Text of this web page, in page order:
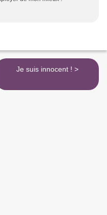
Je suis innocent ! >